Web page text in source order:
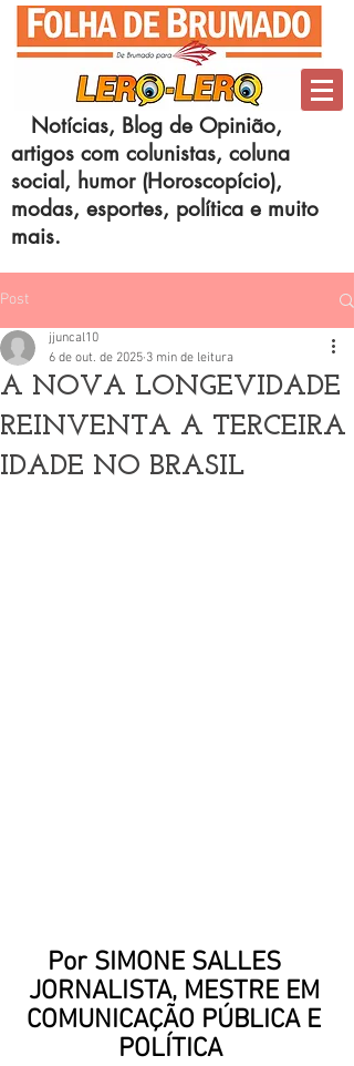
Notícias, Blog de Opinião,
artigos com colunistas, coluna
social, humor (Horoscopício),
modas, esportes, política e muito
mais.
Post
A NOVA LONGEVIDADE
REINVENTA A TERCEIRA
IDADE NO BRASIL
jjuncal10
6 de out. de 2025 3 min de leitura
Por SIMONE SALLES
JORNALISTA, MESTRE EM
COMUNICAÇÃO PÚBLICA E
POLÍTICA